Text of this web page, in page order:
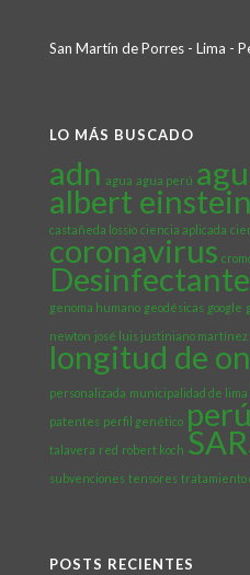
San Martín de Porres - Lima -
LO MÁS BUSCADO
adn agua agua perú
albert einstein
castañeda lossio ciencia aplicada
coronavirus
Desinfectante
genoma humano geodésicas google
newton josé luis justiniano martínez
longitud de
personalizada municipalidad de lima
patentes perfil genético perú
talavera red robert koch
subvenciones tensores tratamiento
POSTS RECIENTES